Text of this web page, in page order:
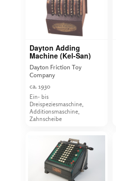
Dayton Adding
Machine (Kel-San)
Dayton Friction Toy
Company
ca. 1930
Ein- bis
Dreispeziesmaschine,
Additionsmaschine,
Zahnscheibe